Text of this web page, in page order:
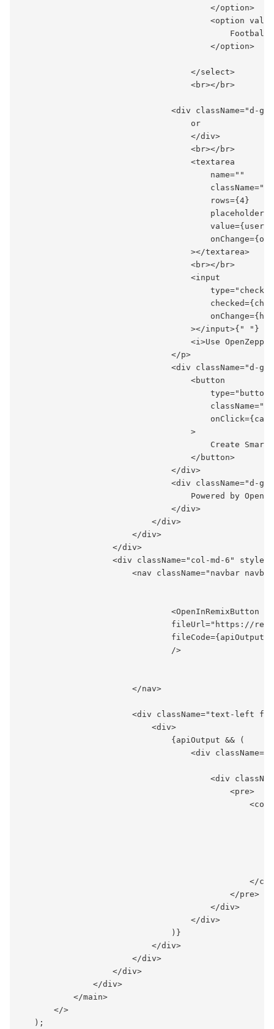
                                       </option>
<option
Football
                                       </option>
                                   </select>
                                   <br></br>
<div className="d-
                                   or
                                   </div>
                                   <br></br>
                                   <textarea
                                       name=""
                                       rows={4}
                                   ></textarea>
                                   <br></br>
                                   <input
                                   ></input>{" "}
<i>Use
                               </p>
<div className="d-
                                   <button
                                       type="button"
                                   >
Create Smart
                                   </button>
                               </div>
<div className="d-
Powered by
                               </div>
                           </div>
                       </div>
                   </div>
<div className="col-md-6"
<nav className="navbar
                               <OpenInRemixButton
fileUrl="https://
                               />
                       </nav>
<div className="text-left
                           <div>
                               {apiOutput && (
<div
<div
                                           <pre>
</
                                           </pre>
                                       </div>
                                   </div>
                               )}
                           </div>
                       </div>
                   </div>
               </div>
           </main>
       </>
   );